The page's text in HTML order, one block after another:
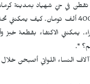
تقطن في حيّ شهیاد بمدينة
"وصل سعر كيلو الدجاج إلى 400 ألف
يمكنني الاكتفاء بقطعة خبز
".
النساء اللواتي أصبحن